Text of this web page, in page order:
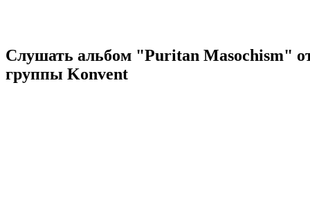
Слушать альбом "Puritan Masochism"
группы Konvent